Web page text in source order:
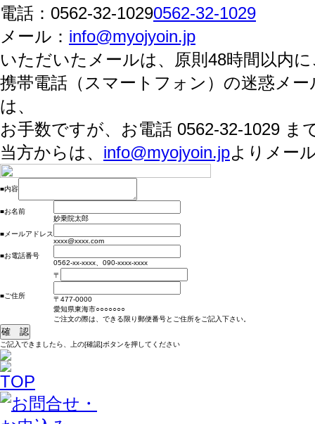
電話： 0562-32-10290562-32-1029
メール： info@myojyoin.jp
いただいたメールは、原則48時間以内
携帯電話（スマートフォン）の迷惑メ
は、
お手数ですが、お電話 0562-32-1029 ま
当方からは、 info@myojyoin.jpよりメー
■内容
■お名前
妙乗院太郎
■メールアドレス
xxxx@xxxx.com
■お電話番号
0562-xx-xxxx、090-xxxx-xxxx
■ご住所
〒
〒477-0000
愛知県東海市○○○○○○○
ご注文の際は、できる限り郵便番号とご住所をご記入下さい。
ご記入できましたら、上の[確認]ボタンを押してください